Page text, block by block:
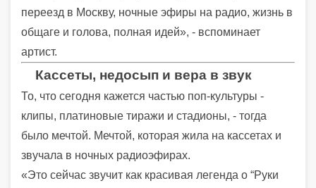
переезд в Москву, ночные эфиры на радио, жизнь в
общаге и голова, полная идей», - вспоминает
артист.
Кассеты, недосып и вера в звук
То, что сегодня кажется частью поп-культуры -
клипы, платиновые тиражи и стадионы, - тогда
было мечтой. Мечтой, которая жила на кассетах и
звучала в ночных радиоэфирах.
«Это сейчас звучит как красивая легенда о “Руки